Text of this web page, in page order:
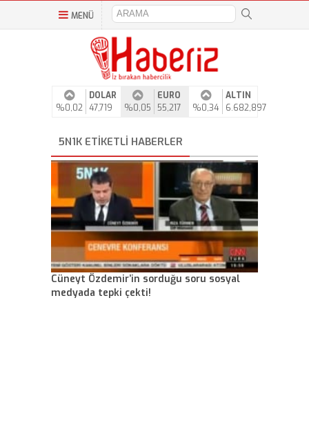
MENÜ
%0,02
DOLAR
47,719
%0,05
EURO
55,217
%0,34
ALTIN
6.682,897
5N1K ETIKETLI HABERLER
Cüneyt Özdemir’in sorduğu soru sosyal
medyada tepki çekti!